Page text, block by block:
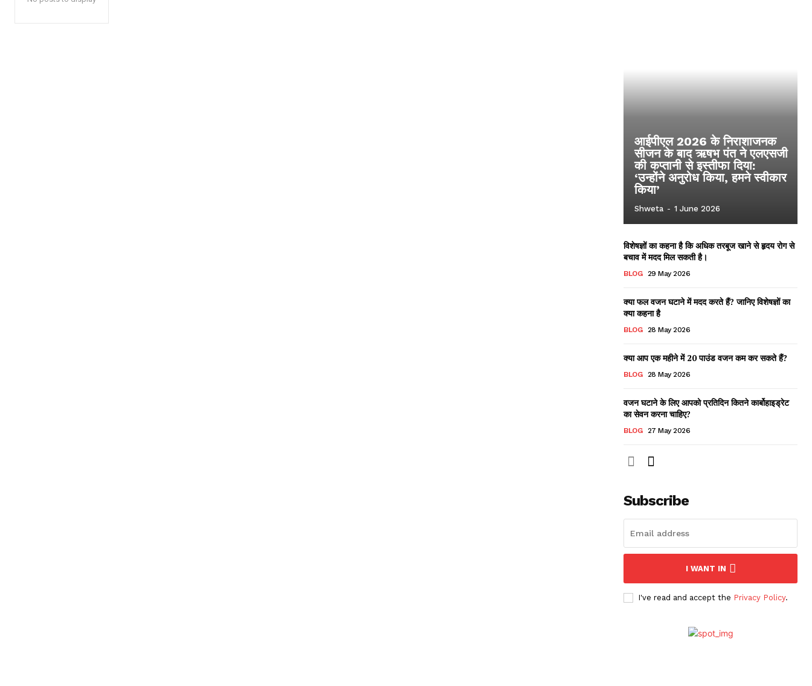
आईपीएल 2026 के निराशाजनक
सीजन के बाद ऋषभ पंत ने एलएसजी
की कप्तानी से इस्तीफा दिया:
‘उन्होंने अनुरोध किया, हमने स्वीकार
किया’
Shweta - 1 June 2026
विशेषज्ञों का कहना है कि अधिक तरबूज खाने से हृदय रोग से
बचाव में मदद मिल सकती है।
BLOG 29 May 2026
क्या फल वजन घटाने में मदद करते हैं? जानिए विशेषज्ञों का
क्या कहना है
BLOG 28 May 2026
क्या आप एक महीने में 20 पाउंड वजन कम कर सकते हैं?
BLOG 28 May 2026
वजन घटाने के लिए आपको प्रतिदिन कितने कार्बोहाइड्रेट
का सेवन करना चाहिए?
BLOG 27 May 2026
Subscribe
I WANT IN
I've read and accept the Privacy Policy.